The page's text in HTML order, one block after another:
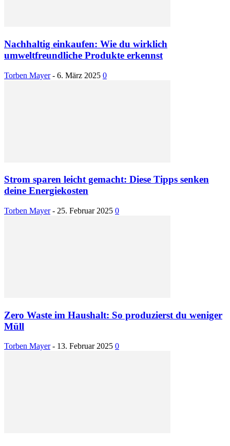
Nachhaltig einkaufen: Wie du wirklich
umweltfreundliche Produkte erkennst
Torben Mayer - 6. März 2025 0
Strom sparen leicht gemacht: Diese Tipps senken
deine Energiekosten
Torben Mayer - 25. Februar 2025 0
Zero Waste im Haushalt: So produzierst du weniger
Müll
Torben Mayer - 13. Februar 2025 0